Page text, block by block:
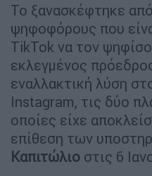
Το ξανασκέφτηκε
ψηφοφόρους που
TikTok να τον
εκλεγμένος
εναλλακτική λύση
Instagram, τις δύο
οποίες είχε
επίθεση των
Καπιτώλιο στις 6